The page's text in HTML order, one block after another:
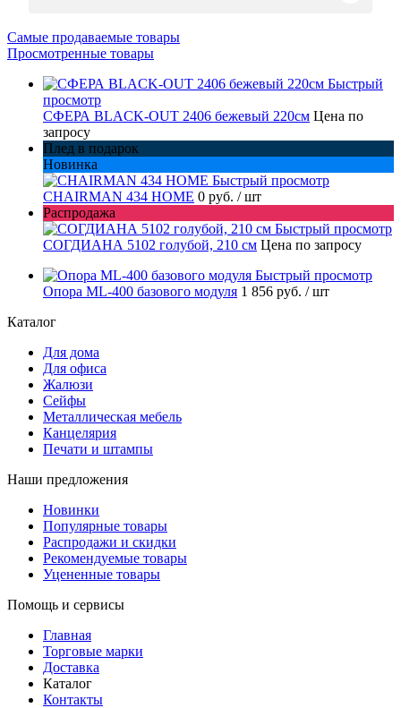
Самые продаваемые товары
Просмотренные товары
Быстрый
просмотр
СФЕРА BLACK-OUT 2406 бежевый 220см Цена по
запросу
Плед в подарок
Новинка
Быстрый просмотр
CHAIRMAN 434 HOME 0 руб. / шт
Распродажа
Быстрый просмотр
СОГДИАНА 5102 голубой, 210 см Цена по запросу
Быстрый просмотр
Опора ML-400 базового модуля 1 856 руб. / шт
Каталог
Для дома
Для офиса
Жалюзи
Сейфы
Металлическая мебель
Канцелярия
Печати и штампы
Наши предложения
Новинки
Популярные товары
Распродажи и скидки
Рекомендуемые товары
Уцененные товары
Помощь и сервисы
Главная
Торговые марки
Доставка
Каталог
Контакты